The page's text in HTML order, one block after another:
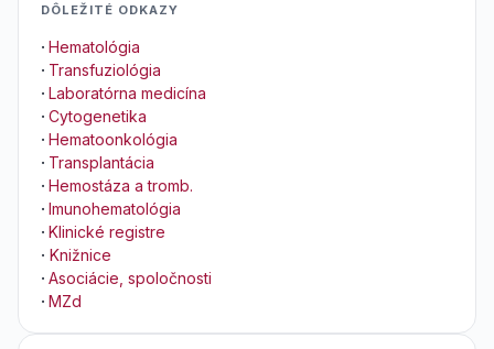
DÔLEŽITÉ ODKAZY
· Hematológia
· Transfuziológia
· Laboratórna medicína
· Cytogenetika
· Hematoonkológia
· Transplantácia
· Hemostáza a tromb.
· Imunohematológia
· Klinické registre
· Knižnice
· Asociácie, spoločnosti
· MZd